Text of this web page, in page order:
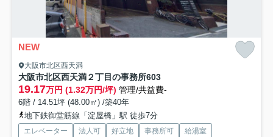
NEW
大阪市北区西天満
大阪市北区西天満２丁目の事務所603
19.17万円 (1.32万円/坪) 管理/共益費-
6階 / 14.51坪 (48.00㎡) /築40年
地下鉄御堂筋線「淀屋橋」駅 徒歩7分
エレベーター 法人可 好立地 事務所可
給湯室